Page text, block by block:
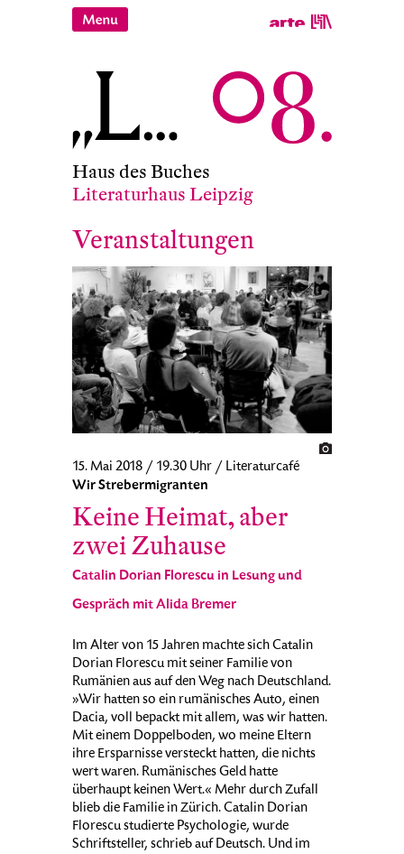
Haus des Buches
Literaturhaus Leipzig
Veranstaltungen
15. Mai 2018 / 19.30 Uhr / Literaturcafé
Wir Strebermigranten
Keine Heimat, aber
zwei Zuhause
Catalin Dorian Florescu in Lesung und
Gespräch mit Alida Bremer
Im Alter von 15 Jahren machte sich Catalin
Dorian Florescu mit seiner Familie von
Rumänien aus auf den Weg nach Deutschland.
»Wir hatten so ein rumänisches Auto, einen
Dacia, voll bepackt mit allem, was wir hatten.
Mit einem Doppelboden, wo meine Eltern
ihre Ersparnisse versteckt hatten, die nichts
wert waren. Rumänisches Geld hatte
überhaupt keinen Wert.« Mehr durch Zufall
blieb die Familie in Zürich. Catalin Dorian
Florescu studierte Psychologie, wurde
Schriftsteller, schrieb auf Deutsch. Und im